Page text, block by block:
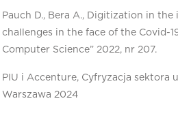
Pauch D., Bera A., Digitization in the
challenges in the face of the Covid-
Computer Science” 2022, nr 207.
PIU i Accenture, Cyfryzacja sektora
Warszawa 2024